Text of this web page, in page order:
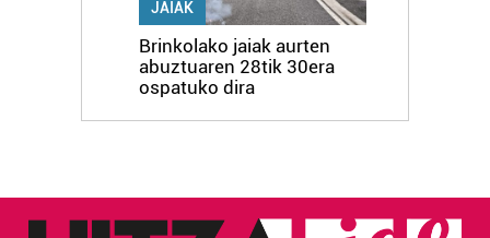
erabiltzen dituen hauta dezakezu.
Bazkide batzuek ez dizute baimenik eskatzen, eta beren
interes komertzial legitimoetan babesten dira. Ikusi gure
bazkideen zerrenda, beren ustez zein helburutarako
Lortu zure datu pertsonalak prozesatzeko moduari
JAIAK
Brinkolako jaiak aurten
abuztuaren 28tik 30era
ospatuko dira